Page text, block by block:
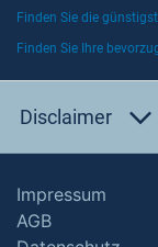
Finden Sie die
Finden Sie Ihre
Disclaimer
Impressum
AGB